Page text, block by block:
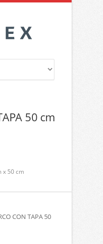
50 cm
x 50 cm
CON TAPA 50